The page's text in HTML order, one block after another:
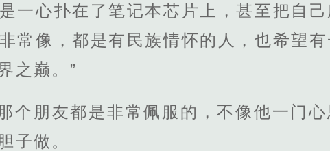
一心扑在了笔记本芯片上，甚至把自己
常像，都是有民族情怀的人，也希望
之巅。”
个朋友都是非常佩服的，不像他一门心
子做。